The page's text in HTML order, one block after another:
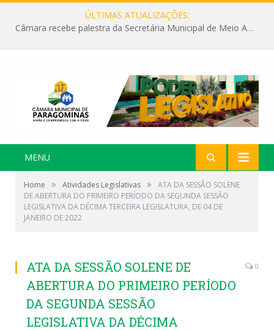
ÚLTIMAS ATUALIZAÇÕES:
Câmara recebe palestra da Secretária Municipal de Meio Ambiente sobre as ações da “SEMANA DO MEIO AMBIENTE”
MENU
Home » Atividades Legislativas »
ATA DA SESSÃO SOLENE
DE ABERTURA DO PRIMEIRO PERÍODO DA SEGUNDA SESSÃO
LEGISLATIVA DA DÉCIMA TERCEIRA LEGISLATURA, DE 04 DE
JANEIRO DE 2022
ATA DA SESSÃO SOLENE DE
ABERTURA DO PRIMEIRO PERÍODO
DA SEGUNDA SESSÃO
LEGISLATIVA DA DÉCIMA
0